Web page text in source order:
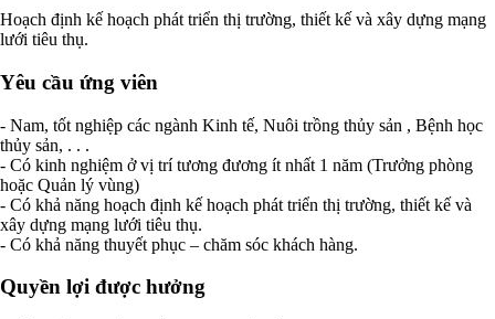
Hoạch định kế hoạch phát triển thị trường, thiết kế và xây dựng mạng
lưới tiêu thụ.
Yêu cầu ứng viên
- Nam, tốt nghiệp các ngành Kinh tế, Nuôi trồng thủy sản , Bệnh học
thủy sản, . . .
- Có kinh nghiệm ở vị trí tương đương ít nhất 1 năm (Trưởng phòng
hoặc Quản lý vùng)
- Có khả năng hoạch định kế hoạch phát triển thị trường, thiết kế và
xây dựng mạng lưới tiêu thụ.
- Có khả năng thuyết phục – chăm sóc khách hàng.
Quyền lợi được hưởng